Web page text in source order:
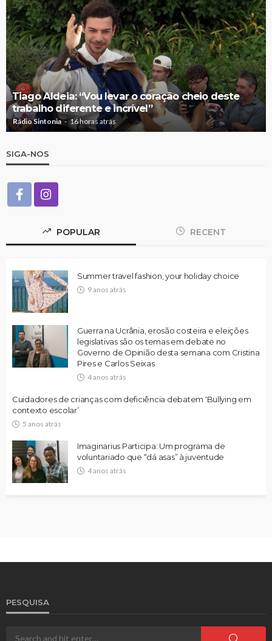
Tiago Aldeia: “Vou levar o coração cheio deste
trabalho diferente e incrível”
Rádio Sintonia 16 horas atrás
SIGA-NOS
POPULAR RECENT
Summer travel fashion, your holiday choice
9 anos atrás
Guerra na Ucrânia, erosão costeira e eleições
legislativas são os temas em debate no
Governo de Opinião desta semana com Cristina
Pires e Carlos Seixas
4 anos atrás
Cuidadores de crianças com deficiência debatem ‘Bullying em
contexto escolar’
5 anos atrás
Imaginarius Participa: Um programa de
voluntariado que “dá asas” à juventude
4 anos atrás
PESQUISA